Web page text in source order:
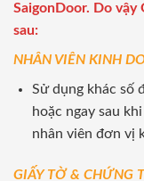
SaigonDoor. Do vậy
sau:
NHÂN VIÊN KINH
Sử dụng khác số
hoặc ngay sau
nhân viên đơn vị
GIẤY TỜ & CHỨNG